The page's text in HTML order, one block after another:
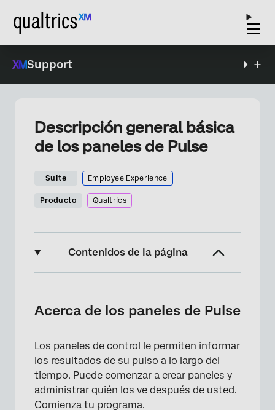
Support
Descripción general básica
de los paneles de Pulse
Suite Employee Experience
Producto Qualtrics
Contenidos de la página
Personalización de un Tablero de Pulse
inicio del proyecto
Mostrando datos de tendencia de pulso
Comparación de intervalos de tiempo del
rendimiento del pulso
Acerca de los paneles de Pulse
Los paneles de control le permiten informar
los resultados de su pulso a lo largo del
tiempo. Puede comenzar a crear paneles y
administrar quién los ve después de usted.
Comienza tu programa.